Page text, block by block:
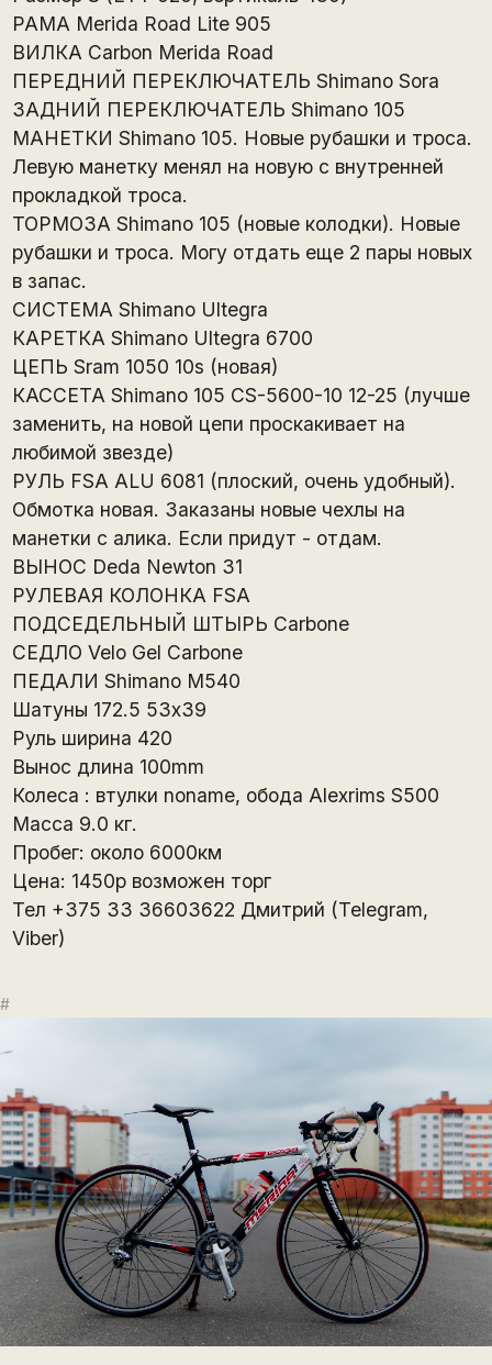
РАМА Merida Road Lite 905
ВИЛКА Carbon Merida Road
ПЕРЕДНИЙ ПЕРЕКЛЮЧАТЕЛЬ Shimano Sora
ЗАДНИЙ ПЕРЕКЛЮЧАТЕЛЬ Shimano 105
МАНЕТКИ Shimano 105. Новые рубашки и троса.
Левую манетку менял на новую с внутренней
прокладкой троса.
ТОРМОЗА Shimano 105 (новые колодки). Новые
рубашки и троса. Могу отдать еще 2 пары новых
в запас.
СИСТЕМА Shimano Ultegra
КАРЕТКА Shimano Ultegra 6700
ЦЕПЬ Sram 1050 10s (новая)
КАССЕТА Shimano 105 CS-5600-10 12-25 (лучше
заменить, на новой цепи проскакивает на
любимой звезде)
РУЛЬ FSA ALU 6081 (плоский, очень удобный).
Обмотка новая. Заказаны новые чехлы на
манетки с алика. Если придут - отдам.
ВЫНОС Deda Newton 31
РУЛЕВАЯ КОЛОНКА FSA
ПОДСЕДЕЛЬНЫЙ ШТЫРЬ Carbone
СЕДЛО Velo Gel Carbone
ПЕДАЛИ Shimano M540
Шатуны 172.5 53х39
Руль ширина 420
Вынос длина 100mm
Колеса : втулки noname, обода Alexrims S500
Масса 9.0 кг.
Пробег: около 6000км
Цена: 1450р возможен торг
Тел +375 33 36603622 Дмитрий (Telegram,
Viber)
#